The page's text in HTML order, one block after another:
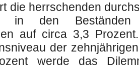
die herrschenden
in den Beständen
auf circa 3,3
der
werde das